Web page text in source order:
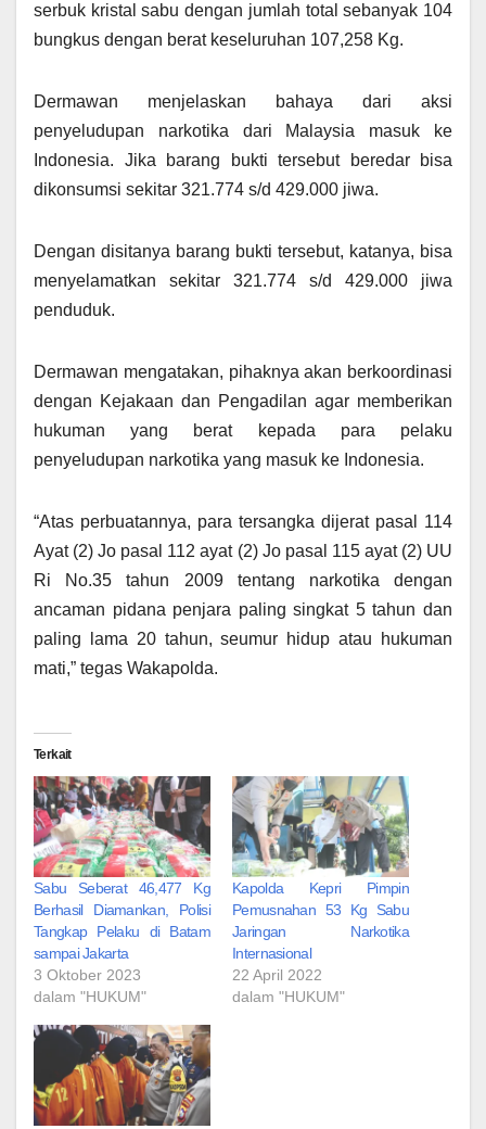
serbuk kristal sabu dengan jumlah total sebanyak 104
bungkus dengan berat keseluruhan 107,258 Kg.
Dermawan menjelaskan bahaya dari aksi
penyeludupan narkotika dari Malaysia masuk ke
Indonesia. Jika barang bukti tersebut beredar bisa
dikonsumsi sekitar 321.774 s/d 429.000 jiwa.
Dengan disitanya barang bukti tersebut, katanya, bisa
menyelamatkan sekitar 321.774 s/d 429.000 jiwa
penduduk.
Dermawan mengatakan, pihaknya akan berkoordinasi
dengan Kejakaan dan Pengadilan agar memberikan
hukuman yang berat kepada para pelaku
penyeludupan narkotika yang masuk ke Indonesia.
“Atas perbuatannya, para tersangka dijerat pasal 114
Ayat (2) Jo pasal 112 ayat (2) Jo pasal 115 ayat (2) UU
Ri No.35 tahun 2009 tentang narkotika dengan
ancaman pidana penjara paling singkat 5 tahun dan
paling lama 20 tahun, seumur hidup atau hukuman
mati,” tegas Wakapolda.
Terkait
Sabu Seberat 46,477 Kg
Berhasil Diamankan, Polisi
Tangkap Pelaku di Batam
sampai Jakarta
3 Oktober 2023
dalam "HUKUM"
Kapolda Kepri Pimpin
Pemusnahan 53 Kg Sabu
Jaringan Narkotika
Internasional
22 April 2022
dalam "HUKUM"